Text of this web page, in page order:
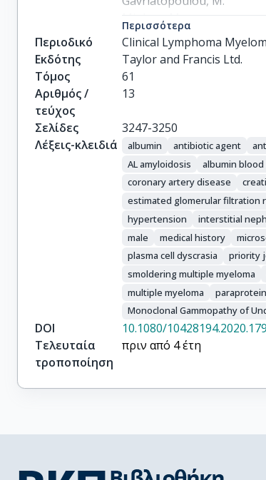
Migkou, M.
Fotiou, D.
Eleutherakis-Papaiakovou,
Malandrakis, P.
Terpos, E.
Περισσότερα
Περιοδικό
Clinical Lymphoma
Εκδότης
Taylor and Francis Ltd.
Τόμος
61
Αριθμός /
τεύχος
13
Σελίδες
3247-3250
Λέξεις-κλειδιά
albumin antibiotic agent
AL amyloidosis
albumin blood
coronary artery disease
estimated glomerular filtration
hypertension
interstitial
male
medical history
plasma cell dyscrasia
priority
smoldering multiple myeloma
multiple myeloma
Monoclonal Gammopathy of
DOI
10.1080/
Τελευταία
τροποποίηση
πριν από 4 έτη